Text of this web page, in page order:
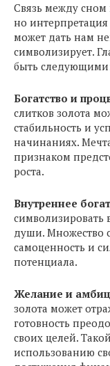
Связь между сном
но
может дать нам
символизирует.
быть
Богатство и
слитков золота
стабильность и
начинаниях.
признаком
роста.
Внутреннее
символизировать
души. Множество
самоценность и
потенциала.
Желание и
золота может
готовность
своих целей.
использованию